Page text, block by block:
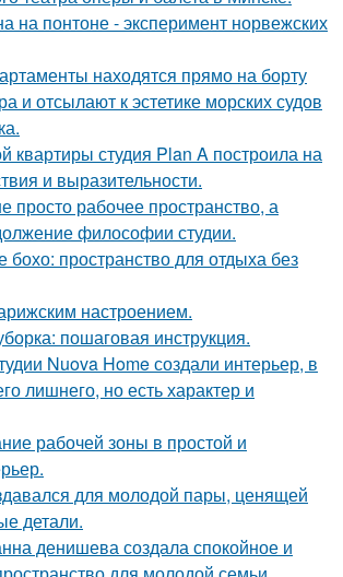
на понтоне - эксперимент норвежских
находятся прямо на борту
и отсылают к эстетике морских судов
квартиры студия Plan A построила на
и выразительности.
просто рабочее пространство, а
философии студии.
бохо: пространство для отдыха без
настроением.
пошаговая инструкция.
Nuova Home создали интерьер, в
лишнего, но есть характер и
рабочей зоны в простой и
для молодой пары, ценящей
детали.
денишева создала спокойное и